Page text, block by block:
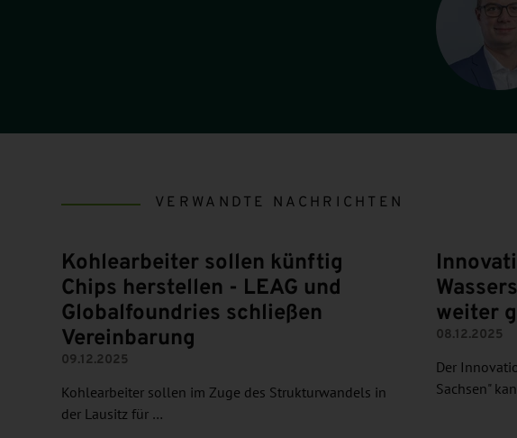
VERWANDTE NACHRICHTEN
Kohlearbeiter sollen künftig
Chips herstellen - LEAG und
Globalfoundries schließen
Vereinbarung
09.12.2025
Kohlearbeiter sollen im Zuge des Strukturwandels in
der Lausitz für …
weiter
08.12.2025
Der
Sachsen"